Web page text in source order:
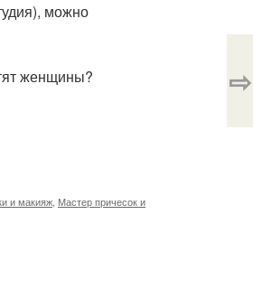
можно
женщины?
и макияж Мастер причесок и
⇨